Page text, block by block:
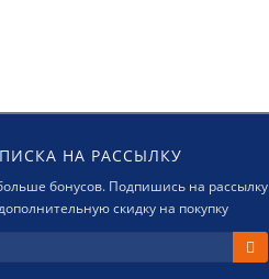
НА РАССЫЛКУ
бонусов. Подпишись на рассылку
скидку на покупку